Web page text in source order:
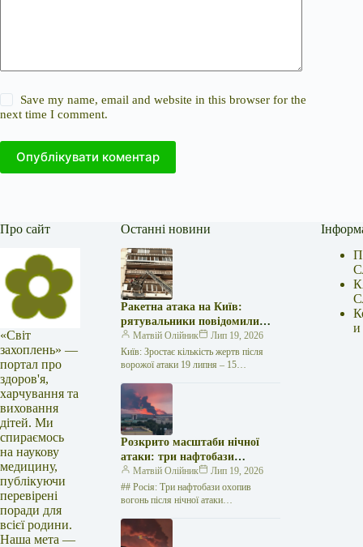
Save my name, email and website in this browser for the
next time I comment.
Опублікувати коментар
Про сайт
«Світ
захоплень» —
портал про
здоров'я,
харчування та
виховання
дітей. Ми
спираємось
на наукову
медицину,
публікуючи
перевірені
поради для
всієї родини.
Наша мета —
Останні новини
Ракетна атака на Київ:
рятувальники повідомили
про 15 поранених
Матвій Олійник
Лип 19, 2026
Київ: Зростає кількість жертв після
ворожої атаки 19 липня – 15
російської агресії, що сталася у
столиці…
Розкрито масштаби нічної
атаки: три нафтобази
палають у Ставрополі –
OSINT-аналіз
Матвій Олійник
Лип 19, 2026
## Росія: Три нафтобази охопив
вогонь після нічної атаки
posts:Ампутація, протезування, власна
справа, допомога іншим: історія
и